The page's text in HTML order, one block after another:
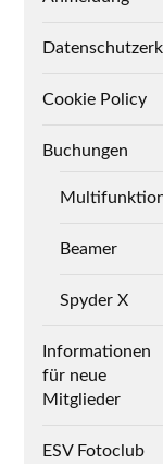
Cookie Policy
Buchungen
Beamer
Spyder X
Informationen
für neue
Mitglieder
ESV Fotoclub